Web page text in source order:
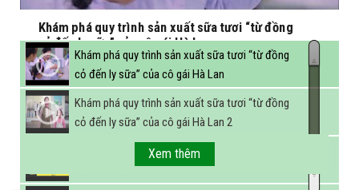
Khám phá quy trình sản xuất sữa tươi “từ đồng
cỏ đến ly sữa” của cô gái Hà Lan
Khám phá quy trình sản xuất sữa tươi “từ đồng
cỏ đến ly sữa” của cô gái Hà Lan
Khám phá quy trình sản xuất sữa tươi “từ đồng
cỏ đến ly sữa” của cô gái Hà Lan 2
FBNC - Ngành sữa hướng tới mục tiêu 3,4 tỷ lít
sữa vào năm 2025
Xem thêm